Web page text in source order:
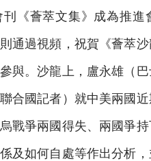
《薈萃文集》成為推進
通過視頻，祝賀《薈萃
與。沙龍上，盧永雄（
合國記者）就中美兩國
戰爭兩國得失、兩國爭
及如何自處等作出分析，